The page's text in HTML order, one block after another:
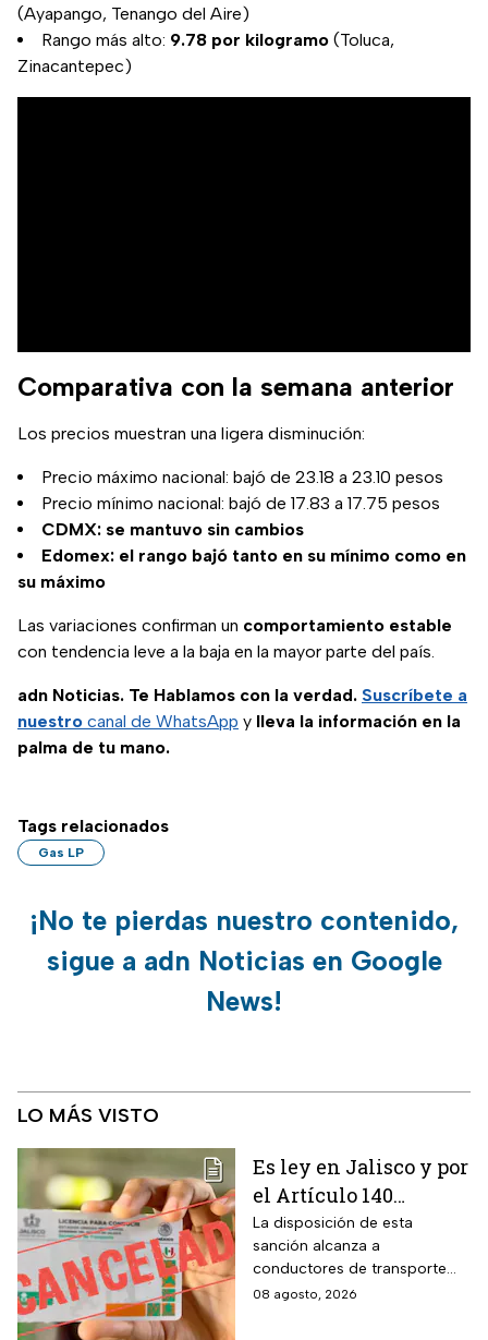
(Ayapango, Tenango del Aire)
Rango más alto: 9.78 por kilogramo (Toluca,
Zinacantepec)
Comparativa con la semana anterior
Los precios muestran una ligera disminución:
Precio máximo nacional: bajó de 23.18 a 23.10 pesos
Precio mínimo nacional: bajó de 17.83 a 17.75 pesos
CDMX: se mantuvo sin cambios
Edomex: el rango bajó tanto en su mínimo como en
su máximo
Las variaciones confirman un comportamiento estable
con tendencia leve a la baja en la mayor parte del país.
adn Noticias. Te Hablamos con la verdad. Suscríbete a
nuestro canal de WhatsApp y lleva la información en la
palma de tu mano.
Tags relacionados
Gas LP
¡No te pierdas nuestro contenido,
sigue a adn Noticias en Google
News!
LO MÁS VISTO
Es ley en Jalisco y por
el Artículo 140
cancelarán la licencia
de conducir de por
vida a todos los
automovilistas que
La disposición de esta
sanción alcanza a
conductores de transporte
escolar, unidades de
08 agosto, 2026